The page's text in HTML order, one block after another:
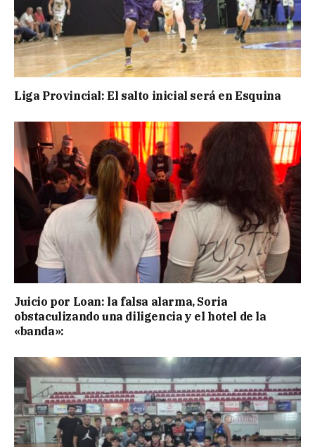
Liga Provincial: El salto inicial será en Esquina
Juicio por Loan: la falsa alarma, Soria
obstaculizando una diligencia y el hotel de la
«banda»: